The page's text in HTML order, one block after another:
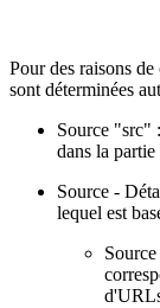
Pour des raisons
sont déterminées
Source "src"
dans la
Source -
lequel est